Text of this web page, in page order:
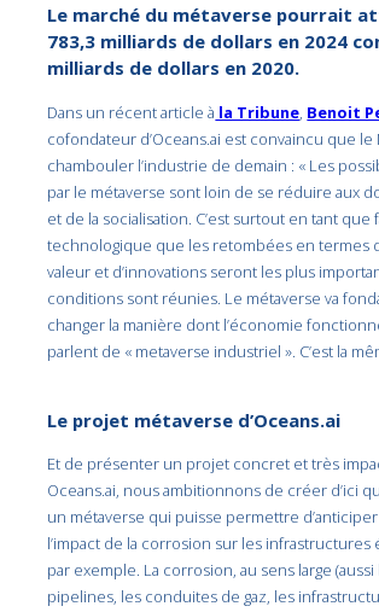
Le marché du métaverse pourrait
783,3 milliards de dollars en 2024
milliards de dollars en 2020.
Dans un récent article à la Tribune Benoit
cofondateur d’Oceans.ai est convaincu que
chambouler l’industrie de demain : « Les
par le métaverse sont loin de se réduire aux
et de la socialisation. C’est surtout en tant que
technologique que les retombées en termes
valeur et d’innovations seront les plus
conditions sont réunies. Le métaverse va
changer la manière dont l’économie
parlent de « metaverse industriel ». C’est la
Le projet métaverse d’Oceans.ai
Et de présenter un projet concret et très
Oceans.ai, nous ambitionnons de créer d’ici
un métaverse qui puisse permettre
l’impact de la corrosion sur les infrastructures
par exemple. La corrosion, au sens large
pipelines, les conduites de gaz, les